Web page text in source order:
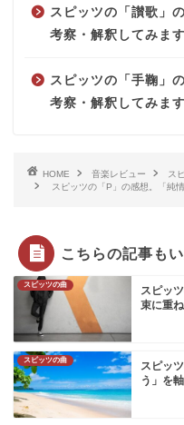
スピッツの「讃歌」
考察・解釈してみます
スピッツの「手鞠」
考察・解釈してみます
HOME 音楽レビュー
ス
スピッツの「P」の感想。「純
こちらの記事も
スピッツの曲
スピッ
束に重
スピッツの曲
スピッ
う」を